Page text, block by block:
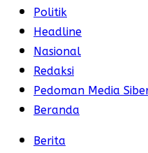
Politik
Headline
Nasional
Redaksi
Pedoman Media
Beranda
Berita